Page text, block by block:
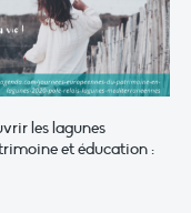
les lagunes
et éducation :